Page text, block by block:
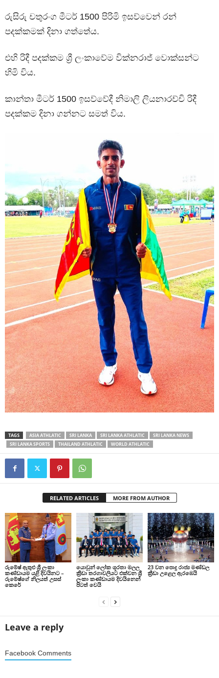
රුසිරු චතුරංග මීටර් 1500 පිරිමි ඉසව්වෙන් රන්
පදක්කමක් දිනා ගත්තේය.
එහි රිදී පදක්කම ශ්‍රී ලංකාවේම වික්නරාජ් වොක්සන්ට
හිමි විය.
කාන්තා මීටර් 1500 ඉසව්වේදී නිමාලි ලියනාරච්චි රිදී
පදක්කම දිනා ගන්නට සමත් විය.
TAGS ASIA ATHLATIC SRI LANKA SRI LANKA ATHLATIC
SRI LANKA NEWS
SRI LANKA SPORTS
THAILAND ATHLATIC WORLD ATHLATIC
RELATED ARTICLES MORE FROM AUTHOR
රුමේෂ් ඇතුළු ශ්‍රී ලංකා
කණ්ඩායම යළි දිවයිනට –
රුමේෂ්ගේ නිලයත් උසස්
කෙරේ
යොවුන් ලෝක ශූරතා මලල
ක්‍රීඩා තරගාවලියට එක්වන ශ්‍රී
ලංකා කණ්ඩායම දිවයිනෙන්
පිටත් වෙයි
23 වන පොදු රාජ්‍ය මණ්ඩල
ක්‍රීඩා උළෙල ඇරඹෙයි
Leave a reply
Facebook Comments